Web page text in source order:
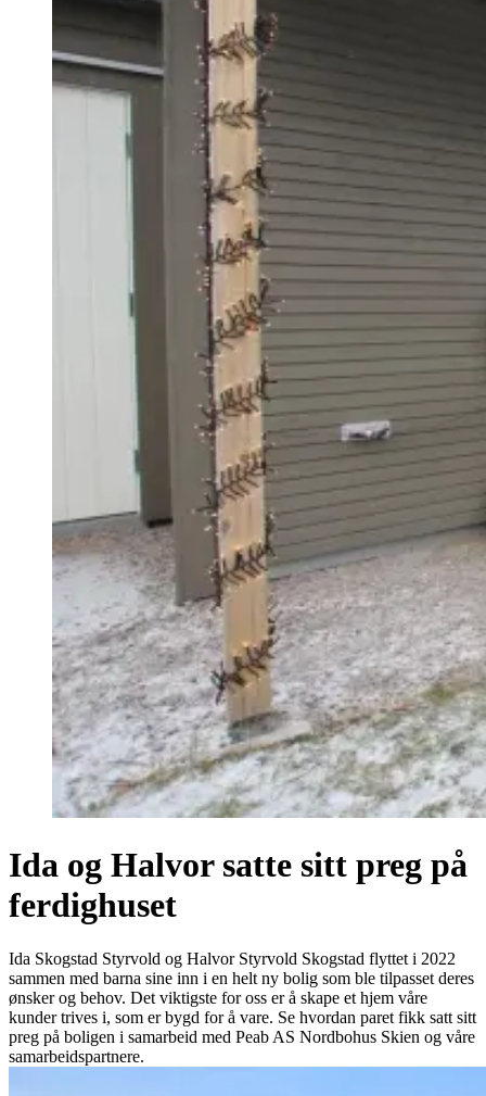
Ida og Halvor satte sitt preg på
ferdighuset
Ida Skogstad Styrvold og Halvor Styrvold Skogstad flyttet i 2022
sammen med barna sine inn i en helt ny bolig som ble tilpasset deres
ønsker og behov. Det viktigste for oss er å skape et hjem våre
kunder trives i, som er bygd for å vare. Se hvordan paret fikk satt sitt
preg på boligen i samarbeid med Peab AS Nordbohus Skien og våre
samarbeidspartnere.